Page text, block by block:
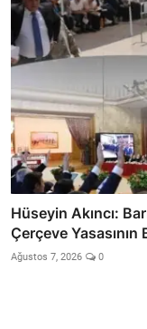
Hüseyin Akıncı:
Çerçeve
Ağustos 7, 2026 0